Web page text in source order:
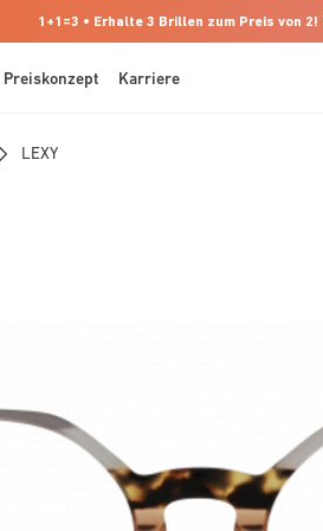
1+1=3 • Erhalte 3 Brillen zum Preis von 2! |
Preiskonzept Karriere
LEXY